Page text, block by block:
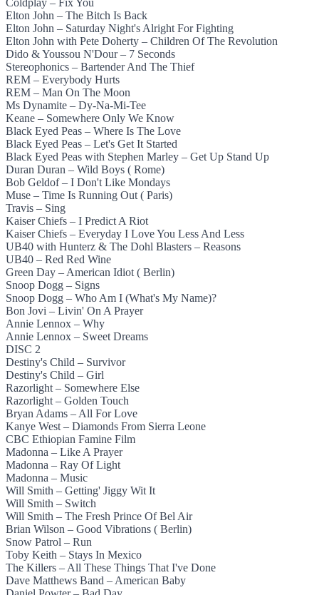
Coldplay – Fix You
Elton John – The Bitch Is Back
Elton John – Saturday Night's Alright For Fighting
Elton John with Pete Doherty – Children Of The Revolution
Dido & Youssou N'Dour – 7 Seconds
Stereophonics – Bartender And The Thief
REM – Everybody Hurts
REM – Man On The Moon
Ms Dynamite – Dy-Na-Mi-Tee
Keane – Somewhere Only We Know
Black Eyed Peas – Where Is The Love
Black Eyed Peas – Let's Get It Started
Black Eyed Peas with Stephen Marley – Get Up Stand Up
Duran Duran – Wild Boys ( Rome)
Bob Geldof – I Don't Like Mondays
Muse – Time Is Running Out ( Paris)
Travis – Sing
Kaiser Chiefs – I Predict A Riot
Kaiser Chiefs – Everyday I Love You Less And Less
UB40 with Hunterz & The Dohl Blasters – Reasons
UB40 – Red Red Wine
Green Day – American Idiot ( Berlin)
Snoop Dogg – Signs
Snoop Dogg – Who Am I (What's My Name)?
Bon Jovi – Livin' On A Prayer
Annie Lennox – Why
Annie Lennox – Sweet Dreams
DISC 2
Destiny's Child – Survivor
Destiny's Child – Girl
Razorlight – Somewhere Else
Razorlight – Golden Touch
Bryan Adams – All For Love
Kanye West – Diamonds From Sierra Leone
CBC Ethiopian Famine Film
Madonna – Like A Prayer
Madonna – Ray Of Light
Madonna – Music
Will Smith – Getting' Jiggy Wit It
Will Smith – Switch
Will Smith – The Fresh Prince Of Bel Air
Brian Wilson – Good Vibrations ( Berlin)
Snow Patrol – Run
Toby Keith – Stays In Mexico
The Killers – All These Things That I've Done
Dave Matthews Band – American Baby